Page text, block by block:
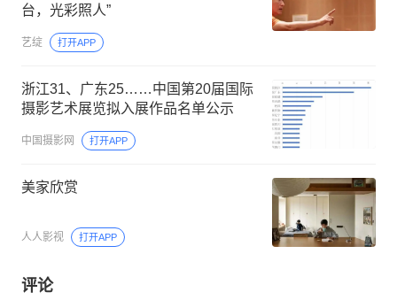
台，光彩照人”
艺绽 打开APP
浙江31、广东25……中国第20届国际
摄影艺术展览拟入展作品名单公示
中国摄影网 打开APP
美家欣赏
人人影视 打开APP
评论